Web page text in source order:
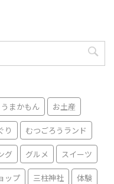
うまかもん お土産
り むつごろうランド
グ グルメ スイーツ
ップ 三柱神社 体験